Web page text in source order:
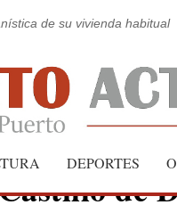
de su vivienda habitual
DEPORTES
de